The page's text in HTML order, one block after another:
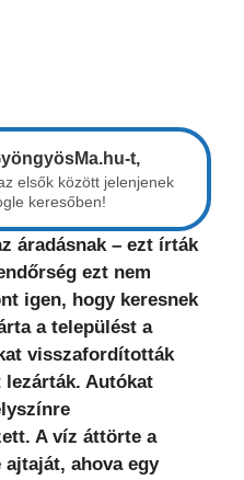
t,
elsők között jelenjenek
keresőben!
áradásnak – ezt írták
ezt nem
igen, hogy keresnek
a települést a
visszafordították
lezárták. Autókat
A víz áttörte a
ahova egy